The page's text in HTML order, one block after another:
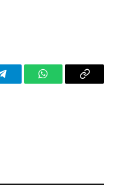
TelegramWhatsAppCopy